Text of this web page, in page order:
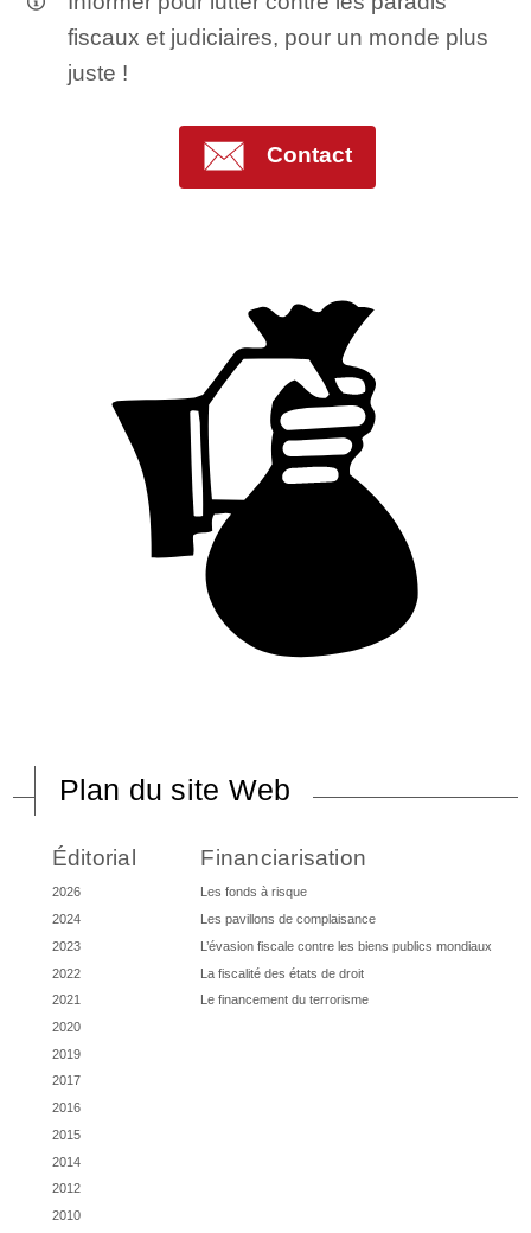
fiscaux et judiciaires, pour un monde plus
juste !
Contact
Plan du site Web
Éditorial
2026
2024
2023
2022
2021
2020
2019
2017
2016
2015
2014
2012
2010
Financiarisation
Les fonds à risque
Les pavillons de complaisance
L’évasion fiscale contre les biens publics mondiaux
La fiscalité des états de droit
Le financement du terrorisme